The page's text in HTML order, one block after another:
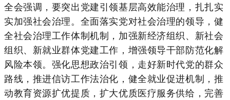
全会强调，要突出党建引领基层高效能治理，扎扎实
实加强社会治理。全面落实党对社会治理的领导，健
全社会治理工作体制机制，加强新经济组织、新社会
组织、新就业群体党建工作，增强领导干部防范化解
风险本领。强化思想政治引领，走好新时代党的群众
路线，推进信访工作法治化，健全就业促进机制，推
动教育资源扩优提质，扩大优质医疗服务供给，完善